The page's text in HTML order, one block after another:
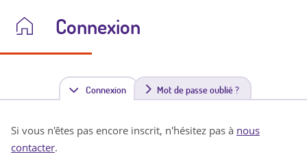
Connexion
Connexion(
n
Mot de passe oublié ?
Si vous n'êtes pas encore inscrit, n'hésitez pas à nous
contacter.